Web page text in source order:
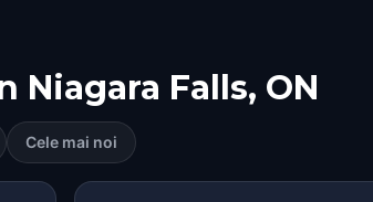
Niagara Falls, ON
Cele mai noi